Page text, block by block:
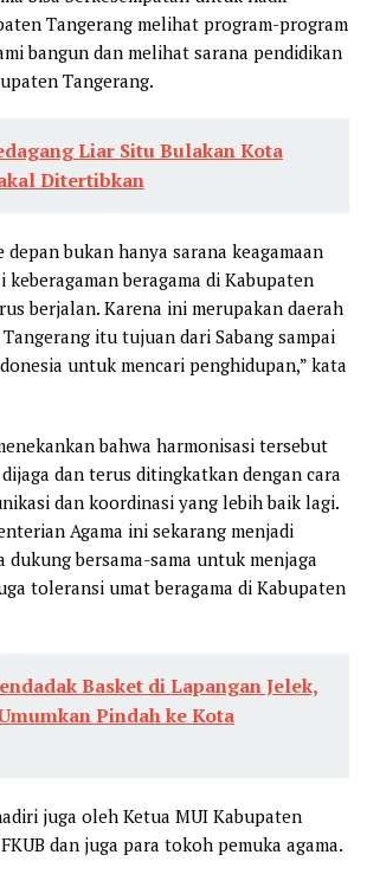
Tangerang melihat program-program
bangun dan melihat sarana pendidikan
Tangerang.
Liar Situ Bulakan Kota
Ditertibkan
depan bukan hanya sarana keagamaan
beragama di Kabupaten
berjalan. Karena ini merupakan daerah
itu tujuan dari Sabang sampai
untuk mencari penghidupan,” kata
bahwa harmonisasi tersebut
dan terus ditingkatkan dengan cara
dan koordinasi yang lebih baik lagi.
Agama ini sekarang menjadi
dukung bersama-sama untuk menjaga
toleransi umat beragama di Kabupaten
Basket di Lapangan Jelek,
Pindah ke Kota
juga oleh Ketua MUI Kabupaten
dan juga para tokoh pemuka agama.